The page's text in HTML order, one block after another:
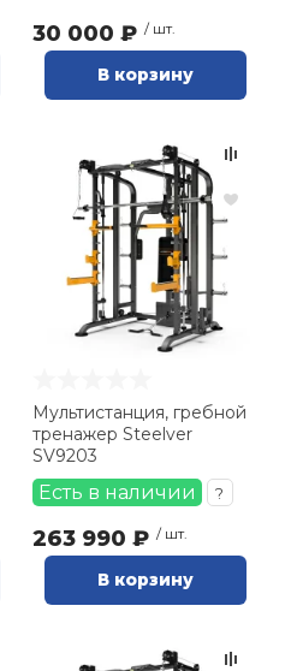
30 000 ₽ / шт.
В корзину
Мультистанция, гребной
тренажер Steelver
SV9203
Есть в наличии ?
263 990 ₽ / шт.
В корзину